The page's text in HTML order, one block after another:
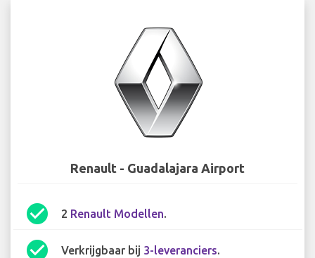
Renault - Guadalajara Airport
check_circle 2 Renault Modellen.
check_circle Verkrijgbaar bij 3-leveranciers.